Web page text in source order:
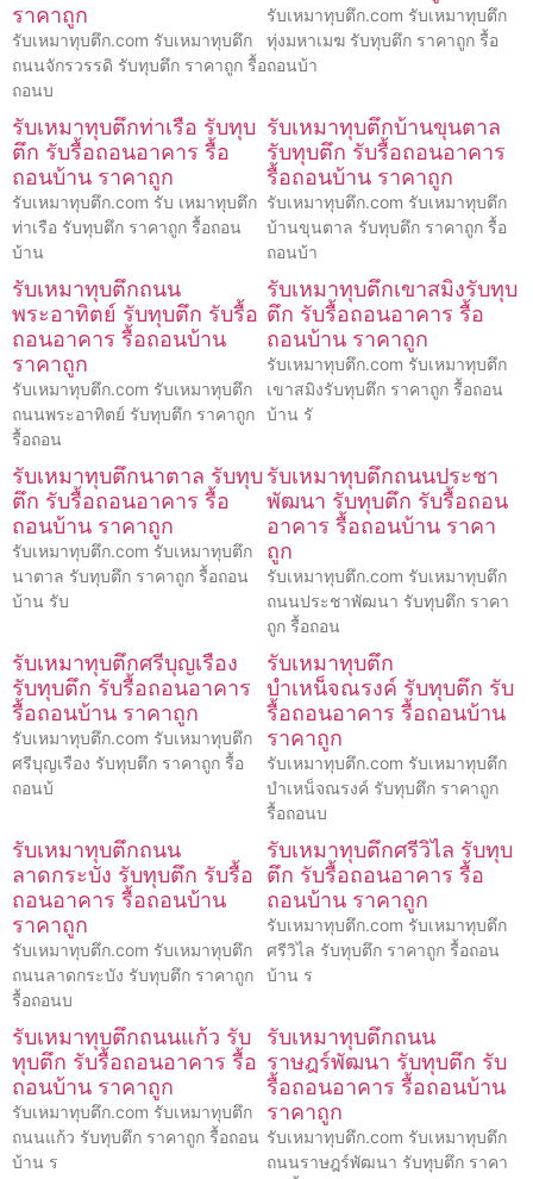
ราคาถูก
รับเหมาทุบตึก.com รับเหมาทุบตึก
ถนนจักรวรรดิ รับทุบตึก ราคาถูก รื้อ
ถอนบ
รับเหมาทุบตึก.com รับเหมาทุบตึก
ทุ่งมหาเมฆ รับทุบตึก ราคาถูก รื้อ
ถอนบ้า
รับเหมาทุบตึกท่าเรือ รับทุบ
ตึก รับรื้อถอนอาคาร รื้อ
ถอนบ้าน ราคาถูก
รับเหมาทุบตึก.com รับ เหมาทุบตึก
ท่าเรือ รับทุบตึก ราคาถูก รื้อถอน
บ้าน
รับเหมาทุบตึกบ้านขุนตาล
รับทุบตึก รับรื้อถอนอาคาร
รื้อถอนบ้าน ราคาถูก
รับเหมาทุบตึก.com รับเหมาทุบตึก
บ้านขุนตาล รับทุบตึก ราคาถูก รื้อ
ถอนบ้า
รับเหมาทุบตึกถนน
พระอาทิตย์ รับทุบตึก รับรื้อ
ถอนอาคาร รื้อถอนบ้าน
ราคาถูก
รับเหมาทุบตึก.com รับเหมาทุบตึก
ถนนพระอาทิตย์ รับทุบตึก ราคาถูก
รื้อถอน
รับเหมาทุบตึกเขาสมิงรับทุบ
ตึก รับรื้อถอนอาคาร รื้อ
ถอนบ้าน ราคาถูก
รับเหมาทุบตึก.com รับเหมาทุบตึก
เขาสมิงรับทุบตึก ราคาถูก รื้อถอน
บ้าน รั
รับเหมาทุบตึกนาตาล รับทุบ
ตึก รับรื้อถอนอาคาร รื้อ
ถอนบ้าน ราคาถูก
รับเหมาทุบตึก.com รับเหมาทุบตึก
นาตาล รับทุบตึก ราคาถูก รื้อถอน
บ้าน รับ
รับเหมาทุบตึกถนนประชา
พัฒนา รับทุบตึก รับรื้อถอน
อาคาร รื้อถอนบ้าน ราคา
ถูก
รับเหมาทุบตึก.com รับเหมาทุบตึก
ถนนประชาพัฒนา รับทุบตึก ราคา
ถูก รื้อถอน
รับเหมาทุบตึกศรีบุญเรือง
รับทุบตึก รับรื้อถอนอาคาร
รื้อถอนบ้าน ราคาถูก
รับเหมาทุบตึก.com รับเหมาทุบตึก
ศรีบุญเรือง รับทุบตึก ราคาถูก รื้อ
ถอนบ้
รับเหมาทุบตึก
บำเหน็จณรงค์ รับทุบตึก รับ
รื้อถอนอาคาร รื้อถอนบ้าน
ราคาถูก
รับเหมาทุบตึก.com รับเหมาทุบตึก
บำเหน็จณรงค์ รับทุบตึก ราคาถูก
รื้อถอนบ
รับเหมาทุบตึกถนน
ลาดกระบัง รับทุบตึก รับรื้อ
ถอนอาคาร รื้อถอนบ้าน
ราคาถูก
รับเหมาทุบตึก.com รับเหมาทุบตึก
ถนนลาดกระบัง รับทุบตึก ราคาถูก
รื้อถอนบ
รับเหมาทุบตึกศรีวิไล รับทุบ
ตึก รับรื้อถอนอาคาร รื้อ
ถอนบ้าน ราคาถูก
รับเหมาทุบตึก.com รับเหมาทุบตึก
ศรีวิไล รับทุบตึก ราคาถูก รื้อถอน
บ้าน ร
รับเหมาทุบตึกถนนแก้ว รับ
ทุบตึก รับรื้อถอนอาคาร รื้อ
ถอนบ้าน ราคาถูก
รับเหมาทุบตึก.com รับเหมาทุบตึก
ถนนแก้ว รับทุบตึก ราคาถูก รื้อถอน
บ้าน ร
รับเหมาทุบตึกถนน
ราษฎร์พัฒนา รับทุบตึก รับ
รื้อถอนอาคาร รื้อถอนบ้าน
ราคาถูก
รับเหมาทุบตึก.com รับเหมาทุบตึก
ถนนราษฎร์พัฒนา รับทุบตึก ราคา